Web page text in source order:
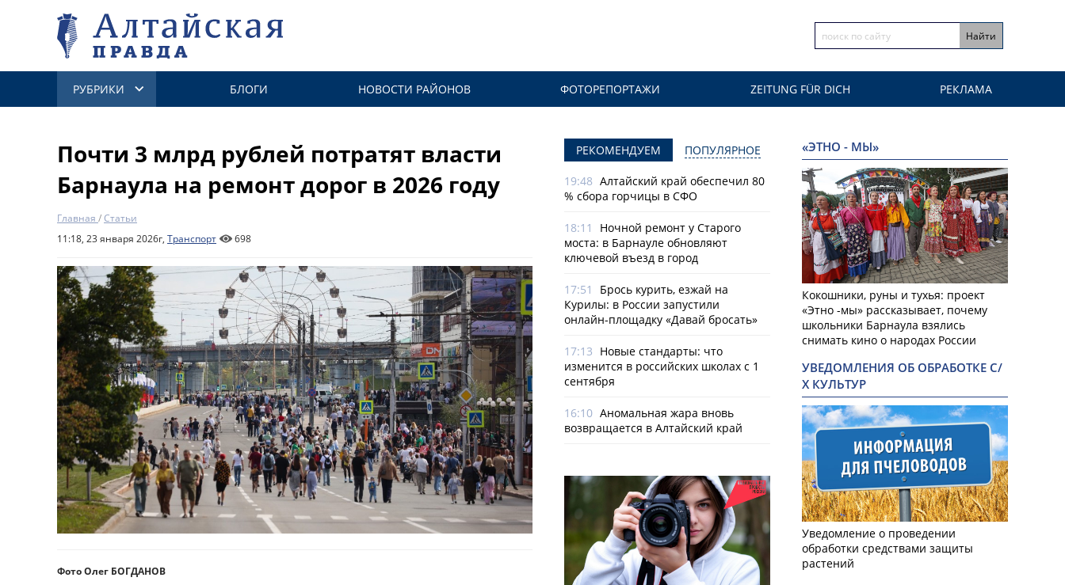
РУБРИКИ БЛОГИ НОВОСТИ РАЙОНОВ ФОТОРЕПОРТАЖИ ZEITUNG FÜR DICH РЕКЛАМА
Почти 3 млрд рублей потратят власти
Барнаула на ремонт дорог в 2026 году
Главная /Статьи
11:18, 23 января 2026г, Транспорт 698
Фото Олег БОГДАНОВ
РЕКОМЕНДУЕМ ПОПУЛЯРНОЕ
19:48 Алтайский край обеспечил 80
% сбора горчицы в СФО
18:11
Ночной ремонт у Старого
моста: в Барнауле обновляют
ключевой въезд в город
17:51
Брось курить, езжай на
Курилы: в России запустили
онлайн-­площадку «Давай бросать»
17:13 Новые стандарты: что
изменится в российских школах с 1
сентября
16:10 Аномальная жара вновь
возвращается в Алтайский край
«ЭТНО - МЫ»
Кокошники, руны и тухья: проект
«Этно -мы» рассказывает, почему
школьники Барнаула взялись
снимать кино о народах России
УВЕДОМЛЕНИЯ ОБ ОБРАБОТКЕ С/
Х КУЛЬТУР
Уведомление о проведении
обработки средствами защиты
растений